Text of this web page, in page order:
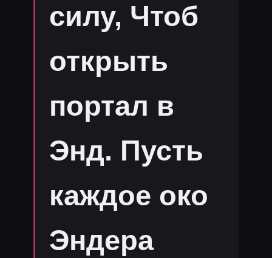
силу, Чтоб
открыть
портал в
Энд. Пусть
каждое око
Эндера